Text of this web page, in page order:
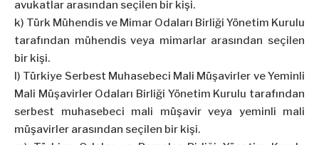
avukatlar arasından seçilen bir kişi.
k) Türk Mühendis ve Mimar Odaları Birliği Yönetim Kurulu
tarafından mühendis veya mimarlar arasından seçilen
bir kişi.
l) Türkiye Serbest Muhasebeci Mali Müşavirler ve Yeminli
Mali Müşavirler Odaları Birliği Yönetim Kurulu tarafından
serbest muhasebeci mali müşavir veya yeminli mali
müşavirler arasından seçilen bir kişi.